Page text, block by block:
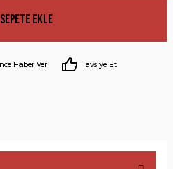
Sepete Ekle
Haber Ver Tavsiye Et